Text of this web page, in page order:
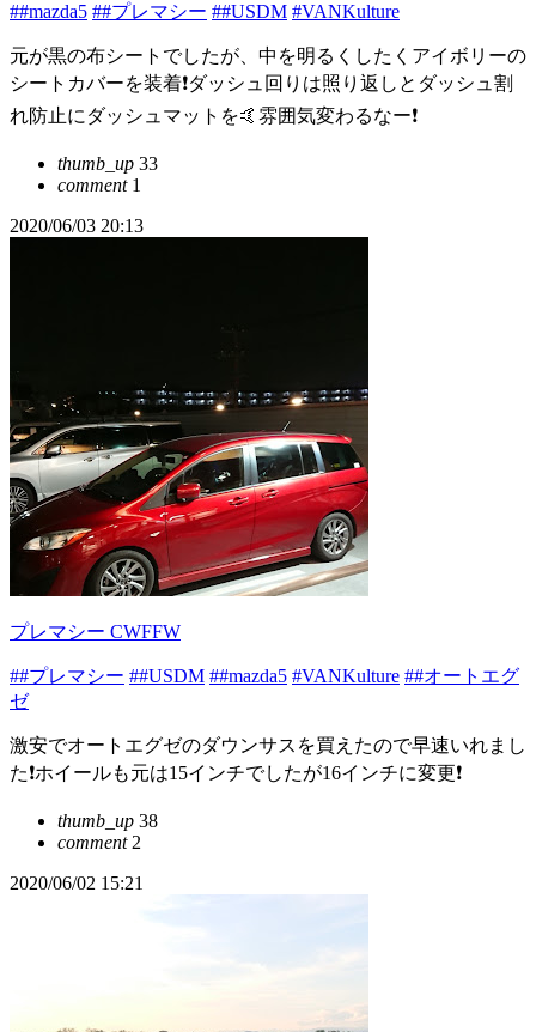
##mazda5 ##プレマシー ##USDM #VANKulture
元が黒の布シートでしたが、中を明るくしたくアイボリーの
シートカバーを装着❗ダッシュ回りは照り返しとダッシュ割
れ防止にダッシュマットを🤙雰囲気変わるなー❗
thumb_up 33
comment1
2020/06/03 20:13
プレマシー CWFFW
##プレマシー ##USDM ##mazda5 #VANKulture ##オートエグ
ゼ
激安でオートエグゼのダウンサスを買えたので早速いれまし
た❗ホイールも元は15インチでしたが16インチに変更❗
thumb_up 38
comment2
2020/06/02 15:21